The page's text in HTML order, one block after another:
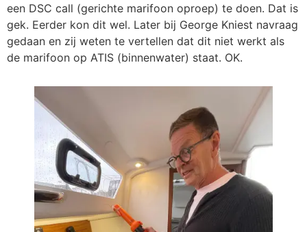
een DSC call (gerichte marifoon oproep) te doen. Dat is
gek. Eerder kon dit wel. Later bij George Kniest navraag
gedaan en zij weten te vertellen dat dit niet werkt als
de marifoon op ATIS (binnenwater) staat. OK.